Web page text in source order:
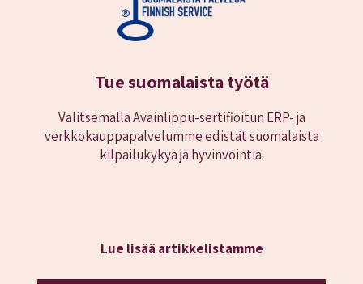
Tue suomalaista työtä
Valitsemalla Avainlippu-sertifioitun ERP- ja
verkkokauppapalvelumme edistät suomalaista
kilpailukykyä ja hyvinvointia.
Lue lisää artikkelistamme